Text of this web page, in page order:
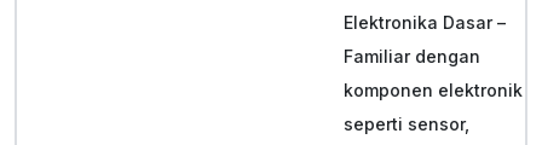
Elektronika Dasar –
Familiar dengan
komponen elektronik
seperti sensor,